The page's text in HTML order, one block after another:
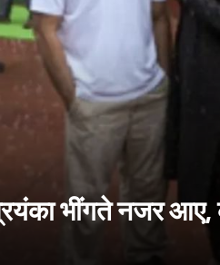
भींगते नजर आए,